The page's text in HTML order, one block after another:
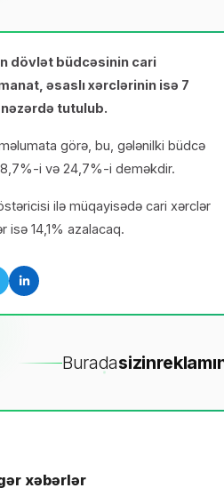
dövlət büdcəsinin cari
əsaslı xərclərinin isə 7
tutulub.
görə, bu, gələnilki büdcə
i və 24,7%-i deməkdir.
ilə müqayisədə cari xərclər
isə 14,1% azalacaq.
Buradasizin
xəbərlər